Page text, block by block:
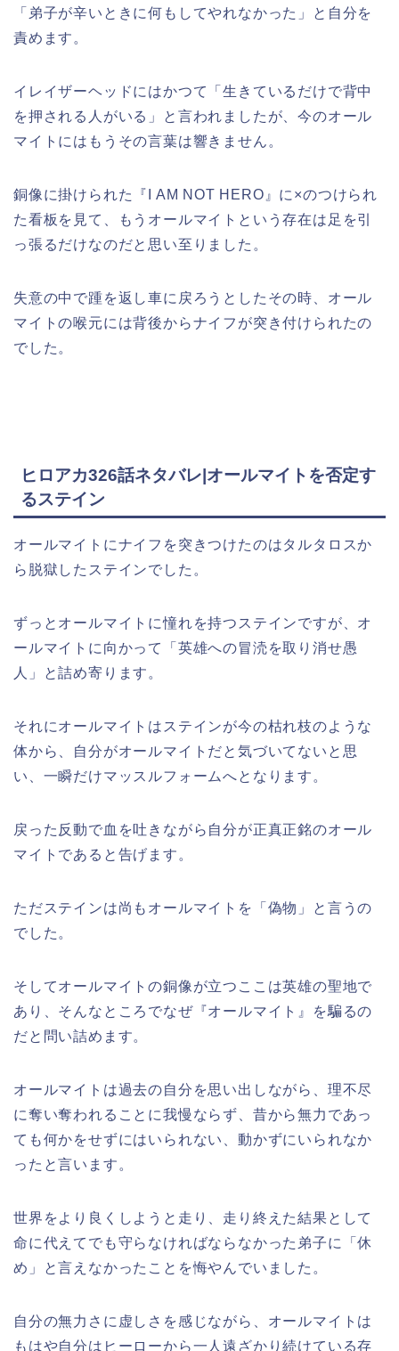
「弟子が辛いときに何もしてやれなかった」と自分を
責めます。
イレイザーヘッドにはかつて「生きているだけで背中
を押される人がいる」と言われましたが、今のオール
マイトにはもうその言葉は響きません。
銅像に掛けられた『I AM NOT HERO』に×のつけられ
た看板を見て、もうオールマイトという存在は足を引
っ張るだけなのだと思い至りました。
失意の中で踵を返し車に戻ろうとしたその時、オール
マイトの喉元には背後からナイフが突き付けられたの
でした。
ヒロアカ326話ネタバレ|オールマイトを否定す
るステイン
オールマイトにナイフを突きつけたのはタルタロスか
ら脱獄したステインでした。
ずっとオールマイトに憧れを持つステインですが、オ
ールマイトに向かって「英雄への冒涜を取り消せ愚
人」と詰め寄ります。
それにオールマイトはステインが今の枯れ枝のような
体から、自分がオールマイトだと気づいてないと思
い、一瞬だけマッスルフォームへとなります。
戻った反動で血を吐きながら自分が正真正銘のオール
マイトであると告げます。
ただステインは尚もオールマイトを「偽物」と言うの
でした。
そしてオールマイトの銅像が立つここは英雄の聖地で
あり、そんなところでなぜ『オールマイト』を騙るの
だと問い詰めます。
オールマイトは過去の自分を思い出しながら、理不尽
に奪い奪われることに我慢ならず、昔から無力であっ
ても何かをせずにはいられない、動かずにいられなか
ったと言います。
世界をより良くしようと走り、走り終えた結果として
命に代えてでも守らなければならなかった弟子に「休
め」と言えなかったことを悔やんでいました。
自分の無力さに虚しさを感じながら、オールマイトは
もはや自分はヒーローから一人遠ざかり続けている存